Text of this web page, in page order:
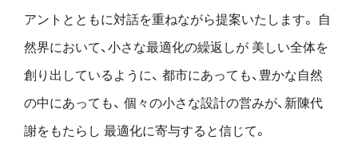
アントとともに対話を重ねながら提案いたします。
自
然界において、小さな最適化の繰返しが 美しい全体を
創り出しているように、 都市にあっても、豊かな自然
の中にあっても、 個々の小さな設計の営みが、新陳代
謝をもたらし 最適化に寄与すると信じて。